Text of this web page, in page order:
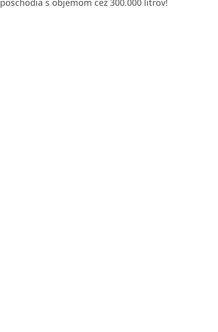
poschodia s objemom cez 300.000 litrov!